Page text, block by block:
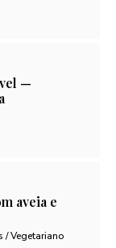
—
aveia e
/ Vegetariano